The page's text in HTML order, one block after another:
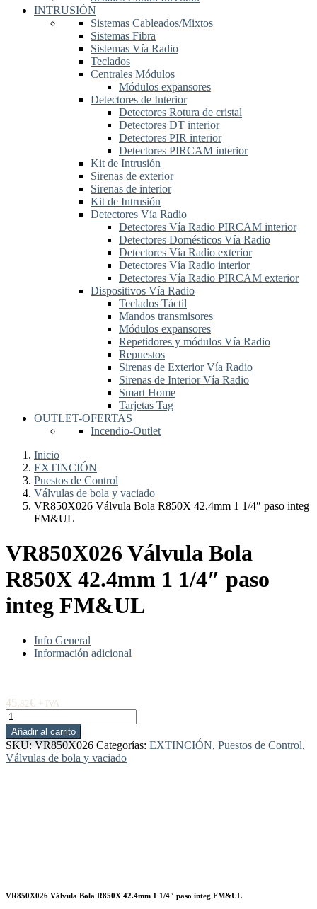
INTRUSIÓN
Sistemas Cableados/Mixtos
Sistemas Fibra
Sistemas Vía Radio
Teclados
Centrales Módulos
Módulos expansores
Detectores de Interior
Detectores Rotura de cristal
Detectores DT interior
Detectores PIR interior
Detectores PIRCAM interior
Kit de Intrusión
Sirenas de exterior
Sirenas de interior
Kit de Intrusión
Detectores Vía Radio
Detectores Vía Radio PIRCAM interior
Detectores Domésticos Vía Radio
Detectores Vía Radio exterior
Detectores Vía Radio interior
Detectores Vía Radio PIRCAM exterior
Dispositivos Vía Radio
Teclados Táctil
Mandos transmisores
Módulos expansores
Repetidores y módulos Vía Radio
Repuestos
Sirenas de Exterior Vía Radio
Sirenas de Interior Vía Radio
Smart Home
Tarjetas Tag
OUTLET-OFERTAS
Incendio-Outlet
Inicio
EXTINCIÓN
Puestos de Control
Válvulas de bola y vaciado
VR850X026 Válvula Bola R850X 42.4mm 1 1/4″ paso integ
FM&UL
VR850X026 Válvula Bola
R850X 42.4mm 1 1/4″ paso
integ FM&UL
Info General
Información adicional
45,82€ + IVA
VR850X026
Válvula
Bola
R850X
42.4mm
Añadir al carrito
SKU: VR850X026 Categorías: EXTINCIÓN, Puestos de Control,
Válvulas de bola y vaciado
VR850X026 Válvula Bola R850X 42.4mm 1 1/4″ paso integ FM&UL